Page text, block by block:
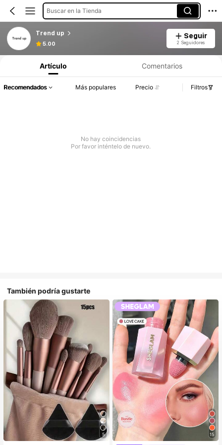
Buscar en la Tienda
Trend up
5.00
Seguir
2 Seguidores
Artículo Comentarios
Recomendados Más populares Precio Filtros
No hay coincidencias
Por favor inténtelo de nuevo.
También podría gustarte
5 15